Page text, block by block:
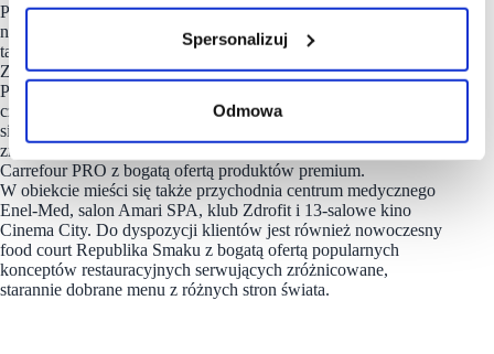
Spersonalizuj
Odmowa
Portfolio centrum handlowego G CityPromenadatworzą
największe światowe brandy. Goście centrum znajdą tutaj
tak prestiżowe marki, jak: Calvin Klein Jeans, Guess, Tous,
Zara, Vistula, Bytom, Max Mara Weekend, Marella, Olsen,
Pandora, Apart, W. Kruk, Sephora, Douglas, iSpot
czy Rosenthal. To właśnie tutaj swój flagowy salon otworzyła
sieć H&M oraz TK Maxx. Klienci centrum mogą również
zrobić zakupy w najnowocześniejszym hipermarkecie
Carrefour PRO z bogatą ofertą produktów premium.
W obiekcie mieści się także przychodnia centrum medycznego
Enel-Med, salon Amari SPA, klub Zdrofit i 13-salowe kino
Cinema City. Do dyspozycji klientów jest również nowoczesny
food court Republika Smaku z bogatą ofertą popularnych
konceptów restauracyjnych serwujących zróżnicowane,
starannie dobrane menu z różnych stron świata.